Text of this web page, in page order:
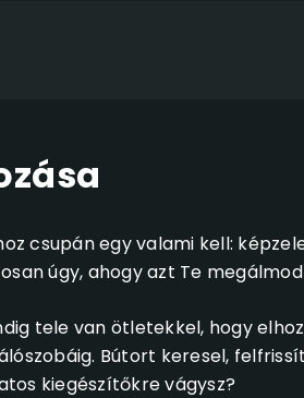
csupán egy valami kell:
úgy, ahogy azt Te
tele van ötletekkel, hogy
Bútort keresel,
kiegészítőkre vágysz?